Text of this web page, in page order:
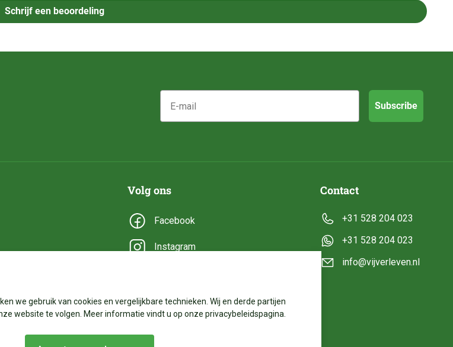
Schrijf een beoordeling
E-mail
Subscribe
Volg ons
Facebook
Instagram
Contact
+31 528 204 023
+31 528 204 023
info@vijverleven.nl
we gebruik van cookies en vergelijkbare technieken. Wij en derde partijen
website te volgen. Meer informatie vindt u op onze privacybeleidspagina.